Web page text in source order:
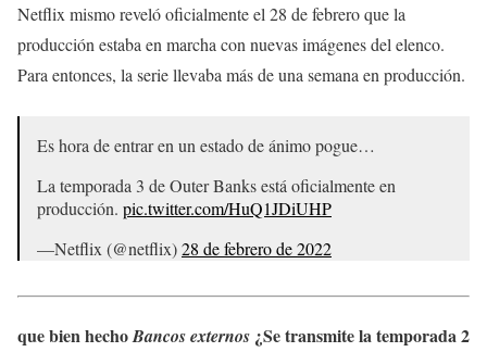
Netflix mismo reveló oficialmente el 28 de febrero que la
producción estaba en marcha con nuevas imágenes del elenco.
Para entonces, la serie llevaba más de una semana en producción.
Es hora de entrar en un estado de ánimo pogue…
La temporada 3 de Outer Banks está oficialmente en
producción. pic.twitter.com/HuQ1JDiUHP
—Netflix (@netflix)28 de febrero de 2022
que bien hechoBancos externos ¿Se transmite la temporada 2